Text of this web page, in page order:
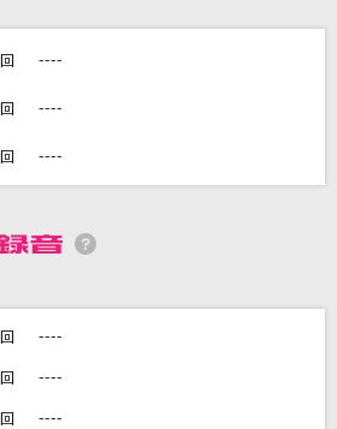
の新曲・ランキングなど
ケ最新情報をチェック！
オケをもっと楽しもう！
回 ----
回 ----
回 ----
回 ----
回 ----
回 ----